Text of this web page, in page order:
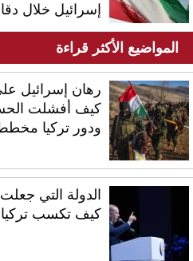
إسرائيل خلال
المواضيع الأكثر قراءة
رهان إسرائيل
كيف أفشلت
ودور تركيا
الدولة التي
كيف تكسب